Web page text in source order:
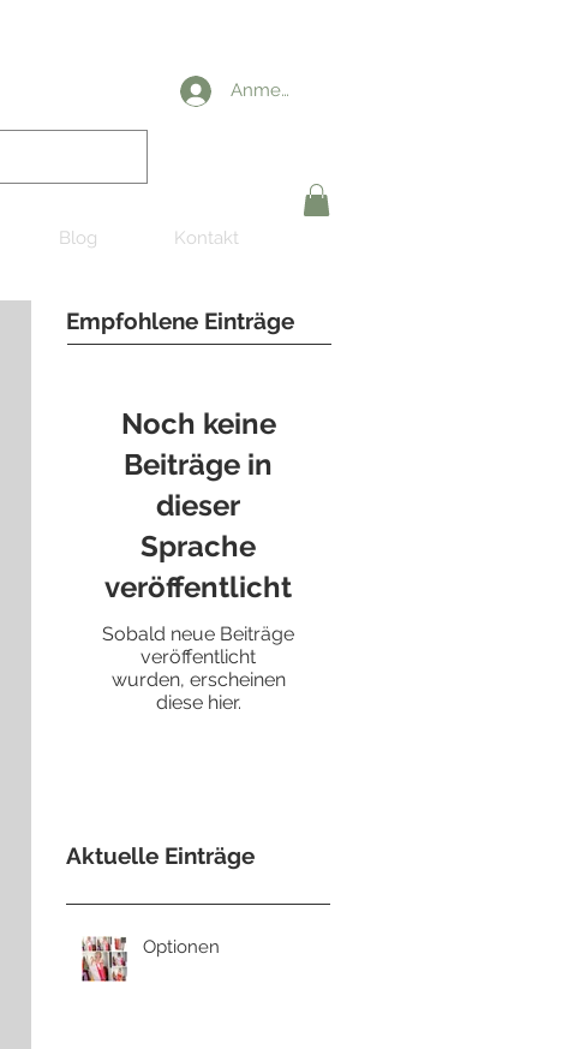
Anmelden
Blog Kontakt
Empfohlene Einträge
Noch keine
Beiträge in
dieser
Sprache
veröffentlicht
Sobald neue Beiträge
veröffentlicht
wurden, erscheinen
diese hier.
Aktuelle Einträge
Optionen